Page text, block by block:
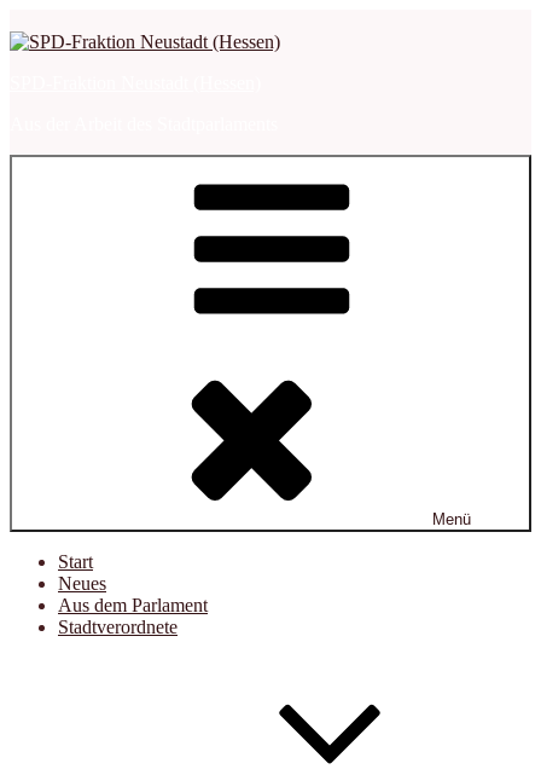
Inhalt
Menü
Start
Neues
Aus dem Parlament
Stadtverordnete